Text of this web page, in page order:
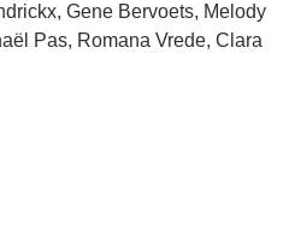
Gene Bervoets, Melody
Pas, Romana Vrede, Clara